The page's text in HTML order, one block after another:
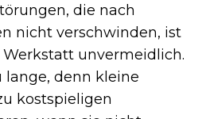
die nach
nicht verschwinden, ist
unvermeidlich.
lange, denn kleine
kostspieligen